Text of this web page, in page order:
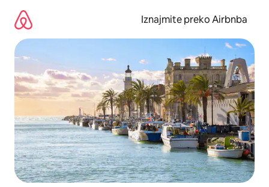
sadržaj
Iznajmite preko Airbnba